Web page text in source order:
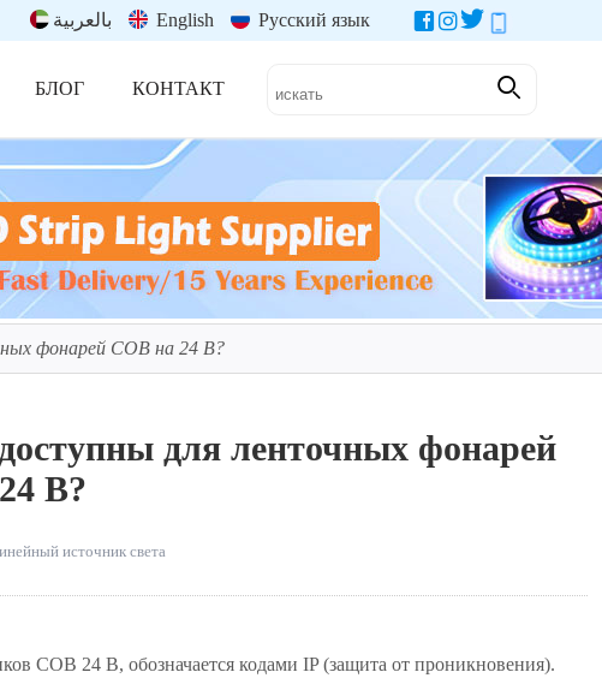
بالعربية English Русский язык
БЛОГ КОНТАКТ
фонарей COB на 24 В?
для ленточных фонарей
В?
источник света
COB 24 В, обозначается кодами IP (защита от проникновения).